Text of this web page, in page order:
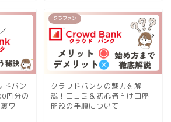
ドバン
円分の
ワ
クラファン
クラウドバンクの魅力を解
説！口コミ＆初心者向け口座
開設の手順について